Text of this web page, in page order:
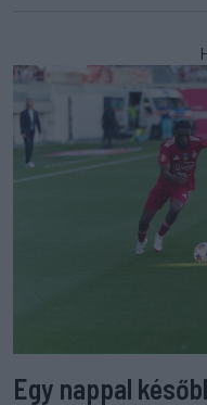
Egy nappal